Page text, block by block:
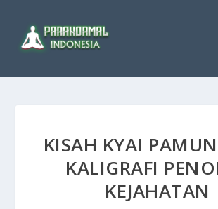
KISAH KYAI
KALIGRAFI
KEJAHATAN